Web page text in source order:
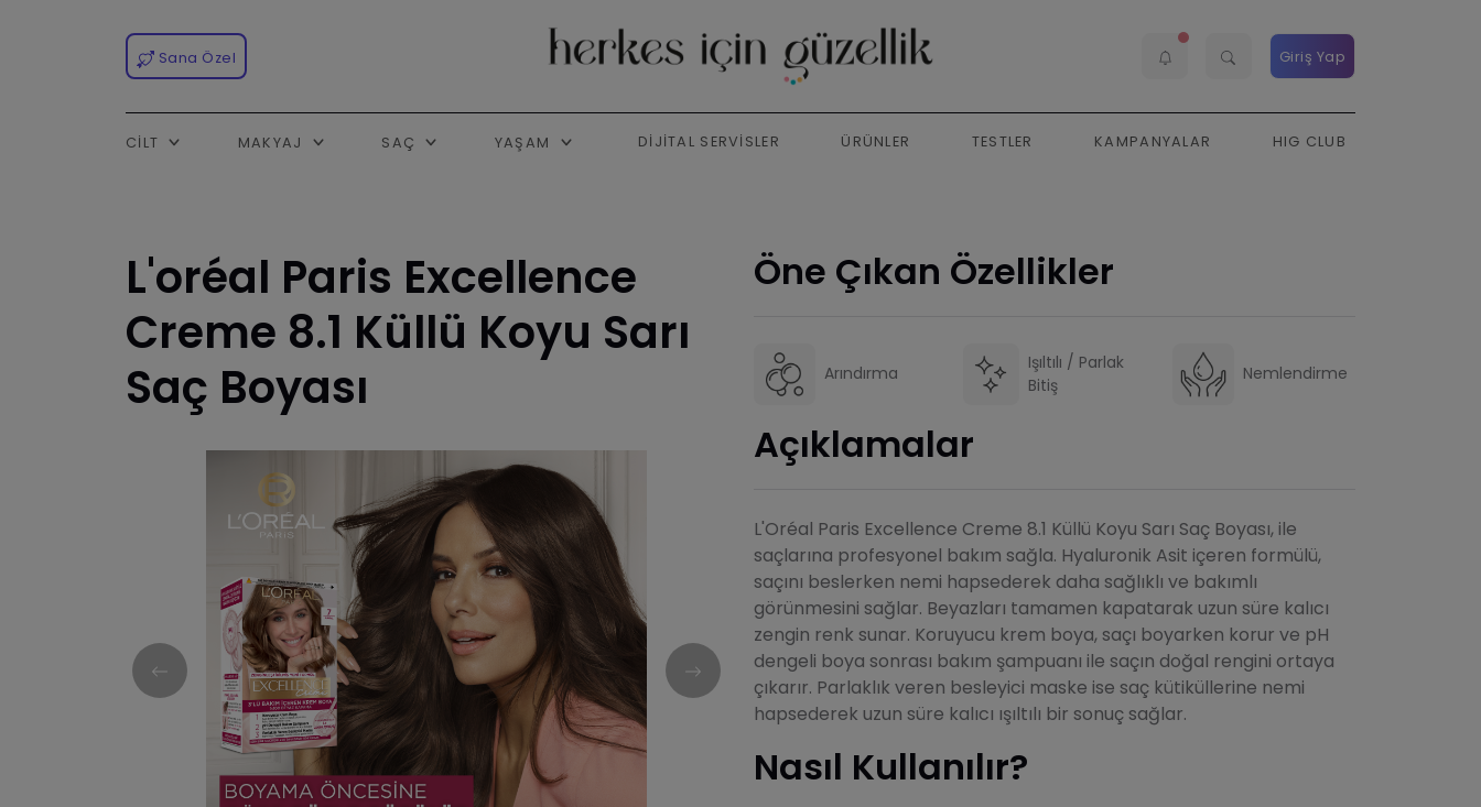
Sana Özel Giriş Yap
CILT MAKYAJ SAÇ YAŞAM DIJITAL SERVISLER ÜRÜNLER TESTLER KAMPANYALAR HIG CLUB
L'oréal Paris Excellence
Creme 8.1 Küllü Koyu Sarı
Saç Boyası
Öne Çıkan Özellikler
Arındırma
Işıltılı / Parlak
Bitiş
Nemlendirme
Açıklamalar
L'Oréal Paris Excellence Creme 8.1 Küllü Koyu Sarı Saç Boyası, ile
saçlarına profesyonel bakım sağla. Hyaluronik Asit içeren formülü,
saçını beslerken nemi hapsederek daha sağlıklı ve bakımlı
görünmesini sağlar. Beyazları tamamen kapatarak uzun süre kalıcı
zengin renk sunar. Koruyucu krem boya, saçı boyarken korur ve pH
dengeli boya sonrası bakım şampuanı ile saçın doğal rengini ortaya
çıkarır. Parlaklık veren besleyici maske ise saç kütiküllerine nemi
hapsederek uzun süre kalıcı ışıltılı bir sonuç sağlar.
Nasıl Kullanılır?